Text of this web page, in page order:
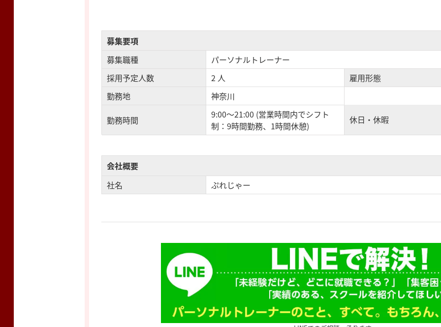
募集要項
募集職種
パーソナルトレーナー
採用予定人数
2 人
雇用形態
勤務地
神奈川
勤務時間
9:00〜21:00 (営業時間内でシフト
制：9時間勤務、1時間休憩)
休日・休暇
会社概要
社名
ぷれじゃー